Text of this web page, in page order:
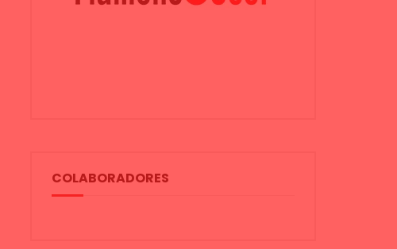
COLABORADORES